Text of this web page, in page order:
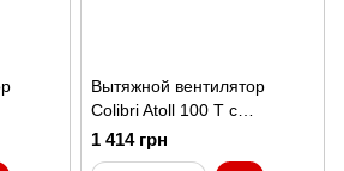
Вытяжной вентилятор
Colibri Atoll 100 T с
таймером
1 414 грн